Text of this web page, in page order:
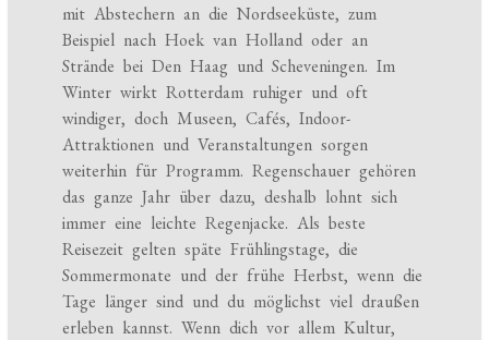
mit Abstechern an die Nordseeküste, zum
Beispiel nach Hoek van Holland oder an
Strände bei Den Haag und Scheveningen. Im
Winter wirkt Rotterdam ruhiger und oft
windiger, doch Museen, Cafés, Indoor-
Attraktionen und Veranstaltungen sorgen
weiterhin für Programm. Regenschauer gehören
das ganze Jahr über dazu, deshalb lohnt sich
immer eine leichte Regenjacke. Als beste
Reisezeit gelten späte Frühlingstage, die
Sommermonate und der frühe Herbst, wenn die
Tage länger sind und du möglichst viel draußen
erleben kannst. Wenn dich vor allem Kultur,